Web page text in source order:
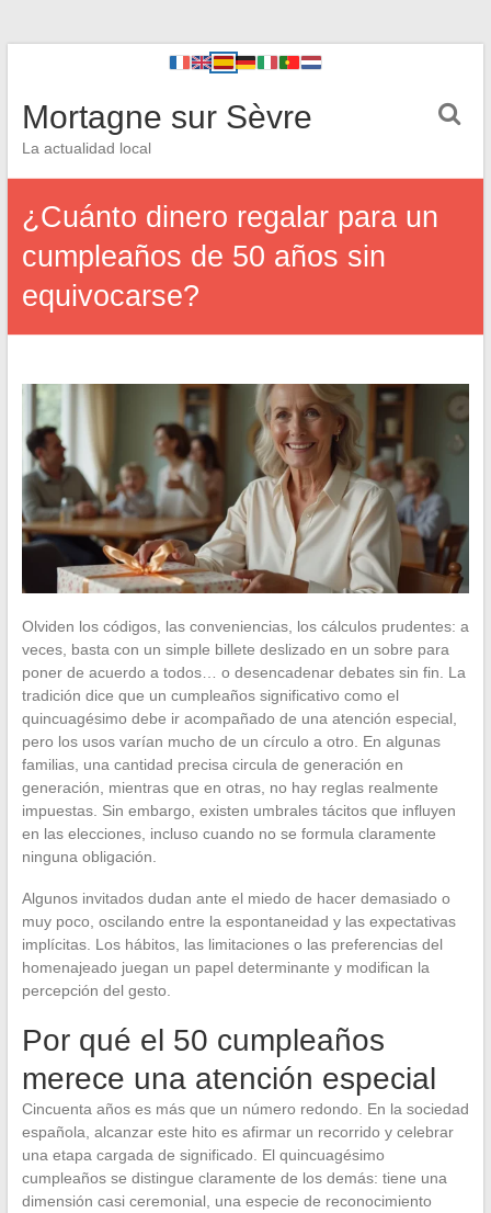
Mortagne sur Sèvre
La actualidad local
¿Cuánto dinero regalar para un
cumpleaños de 50 años sin
equivocarse?
Olviden los códigos, las conveniencias, los cálculos prudentes: a
veces, basta con un simple billete deslizado en un sobre para
poner de acuerdo a todos… o desencadenar debates sin fin. La
tradición dice que un cumpleaños significativo como el
quincuagésimo debe ir acompañado de una atención especial,
pero los usos varían mucho de un círculo a otro. En algunas
familias, una cantidad precisa circula de generación en
generación, mientras que en otras, no hay reglas realmente
impuestas. Sin embargo, existen umbrales tácitos que influyen
en las elecciones, incluso cuando no se formula claramente
ninguna obligación.
Algunos invitados dudan ante el miedo de hacer demasiado o
muy poco, oscilando entre la espontaneidad y las expectativas
implícitas. Los hábitos, las limitaciones o las preferencias del
homenajeado juegan un papel determinante y modifican la
percepción del gesto.
Por qué el 50 cumpleaños
merece una atención especial
Cincuenta años es más que un número redondo. En la sociedad
española, alcanzar este hito es afirmar un recorrido y celebrar
una etapa cargada de significado. El quincuagésimo
cumpleaños se distingue claramente de los demás: tiene una
dimensión casi ceremonial, una especie de reconocimiento